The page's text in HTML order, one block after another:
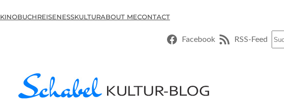
KINOBUCHREISENESSKULTURABOUT MECONTACT
Facebook RSS-Feed